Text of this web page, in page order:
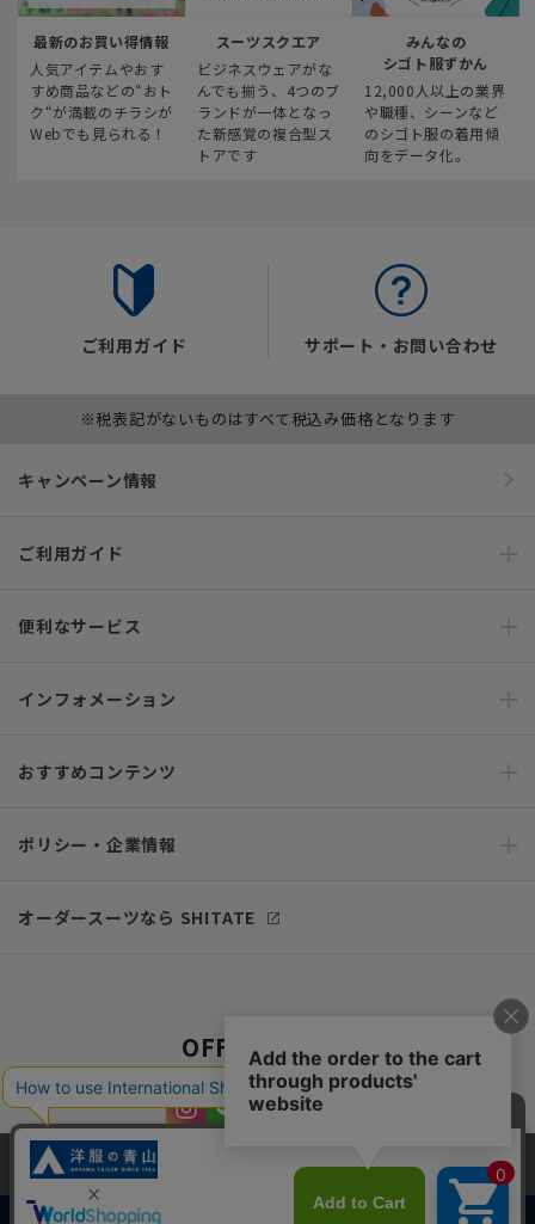
最新のお買い得情報
人気アイテムやおす
すめ商品などの“おト
ク“が満載のチラシが
Webでも見られる！
スーツスクエア
ビジネスウェアがな
んでも揃う、4つのブ
ランドが一体となっ
た新感覚の複合型ス
トアです
みんなの
シゴト服ずかん
12,000人以上の業界
や職種、シーンなど
のシゴト服の着用傾
向をデータ化。
ご利用ガイド サポート・お問い合わせ
※税表記がないものはすべて税込み価格となります
キャンペーン情報
ご利用ガイド
便利なサービス
インフォメーション
おすすめコンテンツ
ポリシー・企業情報
オーダースーツなら SHITATE
OFFICIAL SNS
当サイトでは、快適な閲覧体験とコンテンツ改善のためにCookieを使用